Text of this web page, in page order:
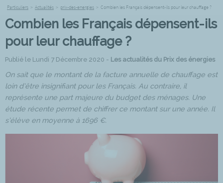
Particuliers > Actualités > prix-des-energies > Combien les Français dépensent-ils pour leur chauffage ?
Combien les Français dépensent-ils
pour leur chauffage ?
Publié le Lundi 7 Décembre 2020 - Les actualités du Prix des énergies
On sait que le montant de la facture annuelle de chauffage est
loin d’être insignifiant pour les Français. Au contraire, il
représente une part majeure du budget des ménages. Une
étude récente permet de chiffrer ce montant sur une année. Il
s’élève en moyenne à 1696 €.